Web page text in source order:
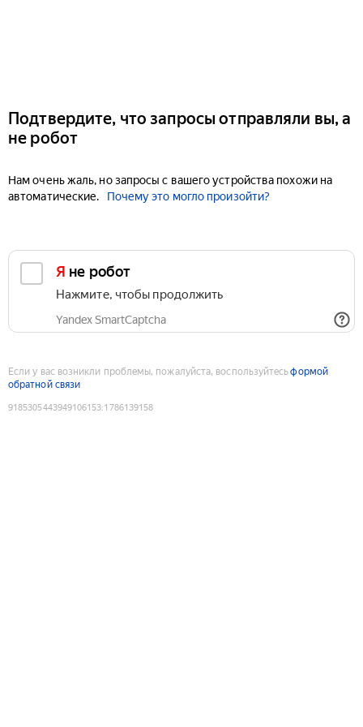
Подтвердите, что запросы отправляли вы, а
не робот
Нам очень жаль, но запросы с вашего устройства похожи на
автоматические.
Почему это могло произойти?
Я не робот
Нажмите, чтобы продолжить
Yandex SmartCaptcha
Если у вас возникли проблемы, пожалуйста, воспользуйтесьформой
обратной связи
9185305443949106153:1786139158